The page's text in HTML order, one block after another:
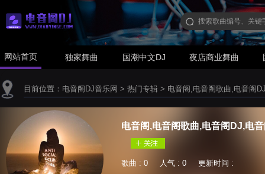
网站首页 独家舞曲 国潮中文DJ 夜店商业舞曲
目前位置： 电音阁DJ音乐网 > 热门专辑 > 电音阁,电音阁歌曲,电音阁
电音阁,电音阁歌曲,电音阁DJ,电
歌曲 : 0 人气 : 0 更新时间 :